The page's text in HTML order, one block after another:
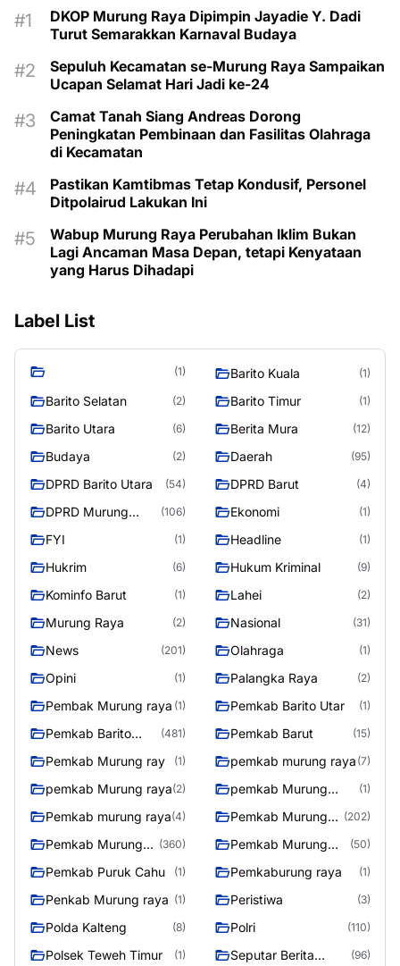
DKOP Murung Raya Dipimpin Jayadie Y. Dadi
Turut Semarakkan Karnaval Budaya
Sepuluh Kecamatan se-Murung Raya Sampaikan
Ucapan Selamat Hari Jadi ke-24
Camat Tanah Siang Andreas Dorong
Peningkatan Pembinaan dan Fasilitas Olahraga
di Kecamatan
Pastikan Kamtibmas Tetap Kondusif, Personel
Ditpolairud Lakukan Ini
Wabup Murung Raya Perubahan Iklim Bukan
Lagi Ancaman Masa Depan, tetapi Kenyataan
yang Harus Dihadapi
Label List
(1) Barito Kuala (1)
Barito Selatan (2) Barito Timur (1)
Barito Utara (6) Berita Mura (12)
Budaya (2) Daerah (95)
DPRD Barito Utara (54) DPRD Barut (4)
DPRD Murung
(106) Ekonomi (1)
FYI (1) Headline (1)
Hukrim (6) Hukum Kriminal (9)
Kominfo Barut (1) Lahei (2)
Murung Raya (2) Nasional (31)
News (201) Olahraga (1)
Opini (1) Palangka Raya (2)
Pembak Murung raya (1) Pemkab Barito Utar (1)
Pemkab Barito
(481) Pemkab Barut (15)
Pemkab Murung ray (1) pemkab murung raya (7)
pemkab Murung raya(2)
pemkab Murung
(1)
Pemkab murung raya(4)
Pemkab Murung
(202)
Pemkab Murung
(360)
Pemkab Murung
(50)
Pemkab Puruk Cahu (1) Pemkaburung raya (1)
Penkab Murung raya (1) Peristiwa (3)
Polda Kalteng (8) Polri (110)
Polsek Teweh Timur (1)
Seputar Berita
(96)